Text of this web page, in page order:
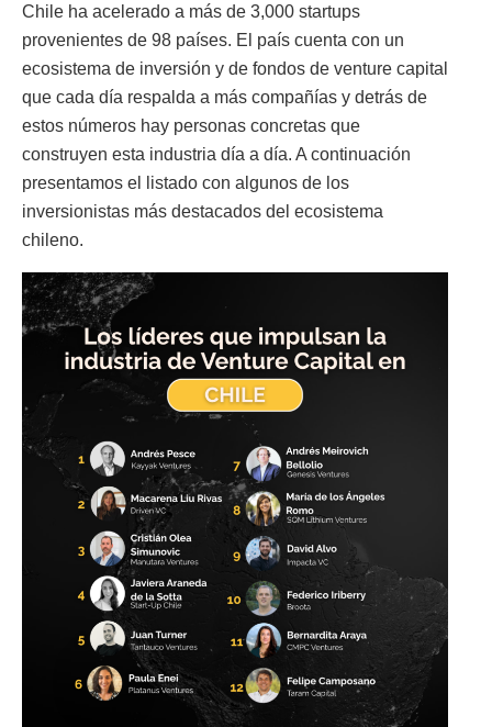
Chile ha acelerado a más de 3,000 startups
provenientes de 98 países. El país cuenta con un
ecosistema de inversión y de fondos de venture capital
que cada día respalda a más compañías y detrás de
estos números hay personas concretas que
construyen esta industria día a día. A continuación
presentamos el listado con algunos de los
inversionistas más destacados del ecosistema
chileno.